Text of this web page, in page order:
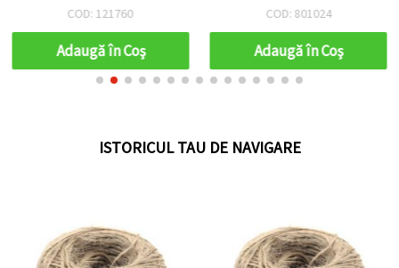
COD: 121760
Adaugă în Coş
COD: 801024
Adaugă în Coş
ISTORICUL TAU DE NAVIGARE